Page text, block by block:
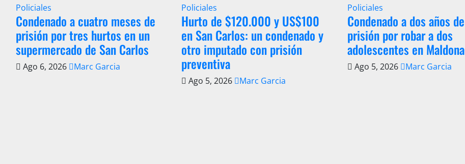
Policiales
Condenado a cuatro meses de
prisión por tres hurtos en un
supermercado de San Carlos
Ago 6, 2026 Marc Garcia
Policiales
Hurto de $120.000 y US$100
en San Carlos: un condenado y
otro imputado con prisión
preventiva
Ago 5, 2026 Marc Garcia
Policiales
Condenado a dos años de
prisión por robar a dos
adolescentes en
Ago 5, 2026 Marc Garcia